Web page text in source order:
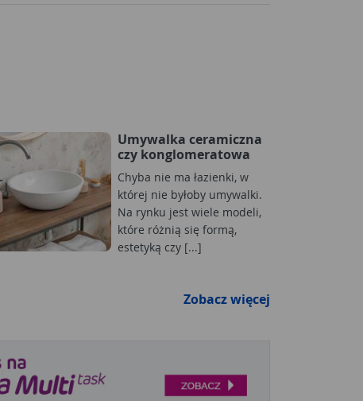
Umywalka ceramiczna
czy konglomeratowa
Chyba nie ma łazienki, w
której nie byłoby umywalki.
Na rynku jest wiele modeli,
które różnią się formą,
estetyką czy [...]
Zobacz więcej